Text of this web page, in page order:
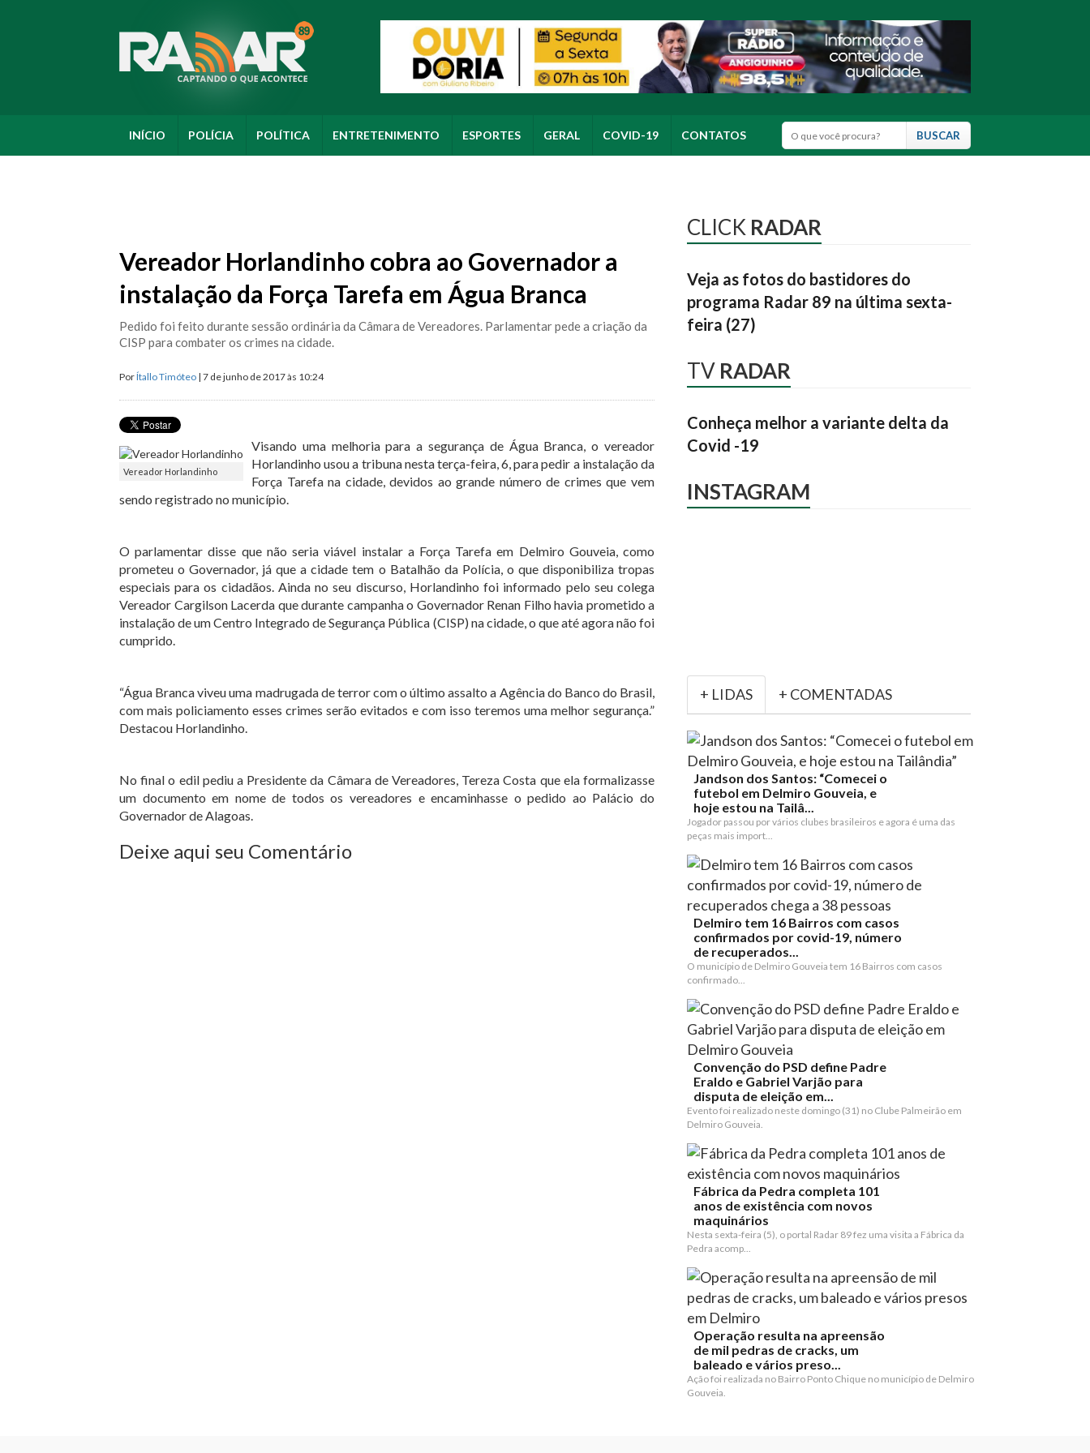
INÍCIO POLÍCIA POLÍTICA ENTRETENIMENTO ESPORTES GERAL COVID-19 CONTATOS
Vereador Horlandinho cobra ao Governador a
instalação da Força Tarefa em Água Branca
Pedido foi feito durante sessão ordinária da Câmara de Vereadores. Parlamentar pede a criação da
CISP para combater os crimes na cidade.
PorÍtallo Timóteo | 7 de junho de 2017 às 10:24
Vereador Horlandinho
Visando uma melhoria para a segurança de Água Branca, o vereador
Horlandinho usou a tribuna nesta terça-feira, 6, para pedir a instalação da
Força Tarefa na cidade, devidos ao grande número de crimes que vem
sendo registrado no município.
O parlamentar disse que não seria viável instalar a Força Tarefa em Delmiro Gouveia, como
prometeu o Governador, já que a cidade tem o Batalhão da Polícia, o que disponibiliza tropas
especiais para os cidadãos. Ainda no seu discurso, Horlandinho foi informado pelo seu colega
Vereador Cargilson Lacerda que durante campanha o Governador Renan Filho havia prometido a
instalação de um Centro Integrado de Segurança Pública (CISP) na cidade, o que até agora não foi
cumprido.
“Água Branca viveu uma madrugada de terror com o último assalto a Agência do Banco do Brasil,
com mais policiamento esses crimes serão evitados e com isso teremos uma melhor segurança.”
Destacou Horlandinho.
No final o edil pediu a Presidente da Câmara de Vereadores, Tereza Costa que ela formalizasse
um documento em nome de todos os vereadores e encaminhasse o pedido ao Palácio do
Governador de Alagoas.
Deixe aqui seu Comentário
CLICK RADAR
Veja as fotos do bastidores do
programa Radar 89 na última sexta-
feira (27)
TV RADAR
Conheça melhor a variante delta da
Covid -19
INSTAGRAM
+ LIDAS + COMENTADAS
Jandson dos Santos: “Comecei o
futebol em Delmiro Gouveia, e
hoje estou na Tailâ...
Jogador passou por vários clubes brasileiros e agora é uma das
peças mais import...
Delmiro tem 16 Bairros com casos
confirmados por covid-19, número
de recuperados...
O município de Delmiro Gouveia tem 16 Bairros com casos
confirmado...
Convenção do PSD define Padre
Eraldo e Gabriel Varjão para
disputa de eleição em...
Evento foi realizado neste domingo (31) no Clube Palmeirão em
Delmiro Gouveia.
Fábrica da Pedra completa 101
anos de existência com novos
maquinários
Nesta sexta-feira (5), o portal Radar 89 fez uma visita a Fábrica da
Pedra acomp...
Operação resulta na apreensão
de mil pedras de cracks, um
baleado e vários preso...
Ação foi realizada no Bairro Ponto Chique no município de Delmiro
Gouveia.